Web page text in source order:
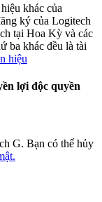
khác của
ký của Logitech
tại Hoa Kỳ và các
ba khác đều là tài
hiệu
lợi độc quyền
G. Bạn có thể hủy